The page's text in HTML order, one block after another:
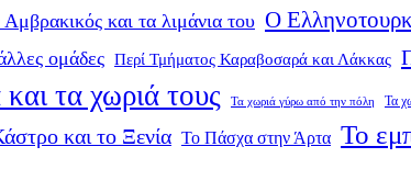
και τα λιμάνια του Ο
ομάδες Περί Τμήματος Καραβοσαρά και Λάκκας
τα χωριά τους Τα χωριά γύρω από την πόλη Τα
και το Ξενία Το Πάσχα στην Άρτα Το